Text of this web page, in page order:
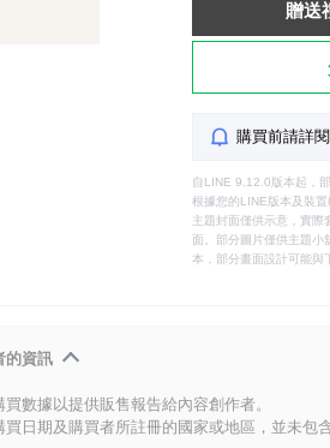
贈送
購買前請詳
自LINE 9.12.0版本起，
根據您的LINE版本及裝
主題封面僅供示意，實際
面。部分圖片僅供主題小
本，部分畫面設計可能與
的資訊
數據以提供販售報告給內容創作者。
日期及購買者所註冊的國家或地區，並未包